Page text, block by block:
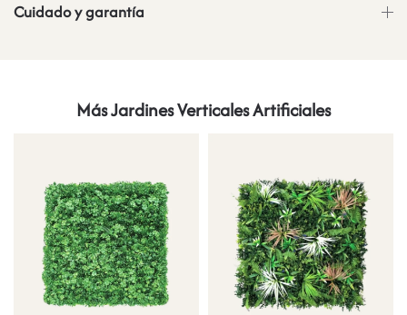
Cuidado y garantía
Más Jardines Verticales Artificiales